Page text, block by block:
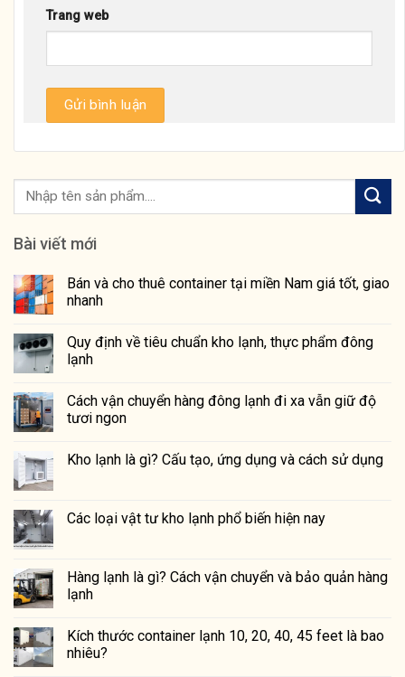
Trang web
Bài viết mới
Bán và cho thuê container tại miền Nam giá tốt, giao
nhanh
Quy định về tiêu chuẩn kho lạnh, thực phẩm đông
lạnh
Cách vận chuyển hàng đông lạnh đi xa vẫn giữ độ
tươi ngon
Kho lạnh là gì? Cấu tạo, ứng dụng và cách sử dụng
Các loại vật tư kho lạnh phổ biến hiện nay
Hàng lạnh là gì? Cách vận chuyển và bảo quản hàng
lạnh
Kích thước container lạnh 10, 20, 40, 45 feet là bao
nhiêu?